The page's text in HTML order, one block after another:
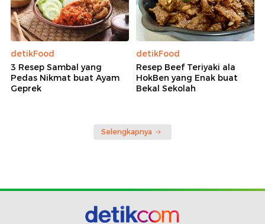
detikFood
3 Resep Sambal yang
Pedas Nikmat buat Ayam
Geprek
detikFood
Resep Beef Teriyaki ala
HokBen yang Enak buat
Bekal Sekolah
Selengkapnya